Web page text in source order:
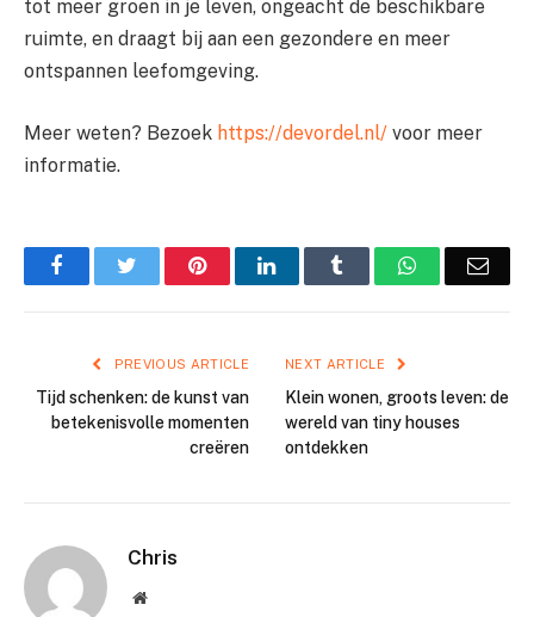
tot meer groen in je leven, ongeacht de beschikbare
ruimte, en draagt bij aan een gezondere en meer
ontspannen leefomgeving.
Meer weten? Bezoek https://devordel.nl/ voor meer
informatie.
FacebookTwitter PinterestLinkedIn Tumblr WhatsApp
PREVIOUS ARTICLE
Tijd schenken: de kunst van
betekenisvolle momenten
creëren
NEXT ARTICLE
Klein wonen, groots leven: de
wereld van tiny houses
ontdekken
Chris
Website